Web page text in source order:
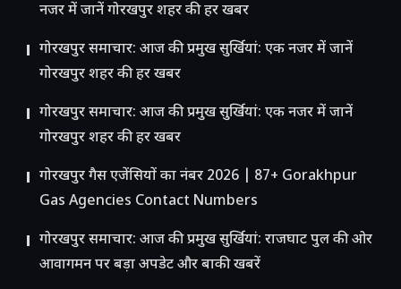
नजर में जानें गोरखपुर शहर की हर खबर
गोरखपुर समाचार: आज की प्रमुख सुर्खियां: एक नजर में जानें
गोरखपुर शहर की हर खबर
गोरखपुर समाचार: आज की प्रमुख सुर्खियां: एक नजर में जानें
गोरखपुर शहर की हर खबर
गोरखपुर गैस एजेंसियों का नंबर 2026 | 87+ Gorakhpur
Gas Agencies Contact Numbers
गोरखपुर समाचार: आज की प्रमुख सुर्खियां: राजघाट पुल की ओर
आवागमन पर बड़ा अपडेट और बाकी खबरें